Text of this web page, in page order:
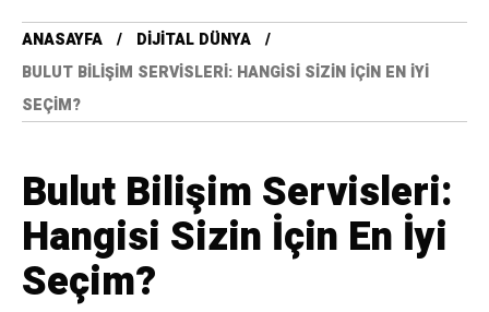
ANASAYFA
DIJITAL DÜNYA
BULUT BILIŞIM SERVISLERI: HANGISI SIZIN İÇIN EN İYI
SEÇIM?
Bulut Bilişim Servisleri:
Hangisi Sizin İçin En İyi
Seçim?